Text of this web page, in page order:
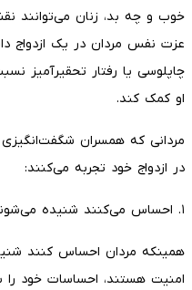
خوب و چه بد، زنان می‌توانند
عزت نفس مردان در یک ازدواج
چاپلوسی یا رفتار تحقیرآمیز
او کمک کند.
مردانی که همسران شگفت‌انگیزی
در ازدواج خود تجربه می‌کنند:
۱. احساس می‌کنند شنیده می‌شوند
همینکه مردان احساس کنند
امنیت هستند، احساسات خود